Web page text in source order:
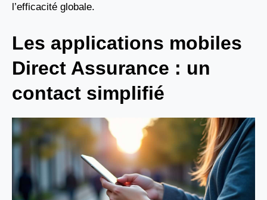
l’efficacité globale.
Les applications mobiles
Direct Assurance : un
contact simplifié